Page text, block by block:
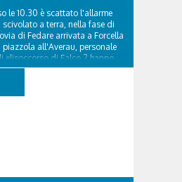
le 10.30 è scattato l'allarme
a terra, nella fase di
di Fedare arrivata a Forcella
all'Averau, personale
elisoccorso di Falco 2 hanno
Teolo...